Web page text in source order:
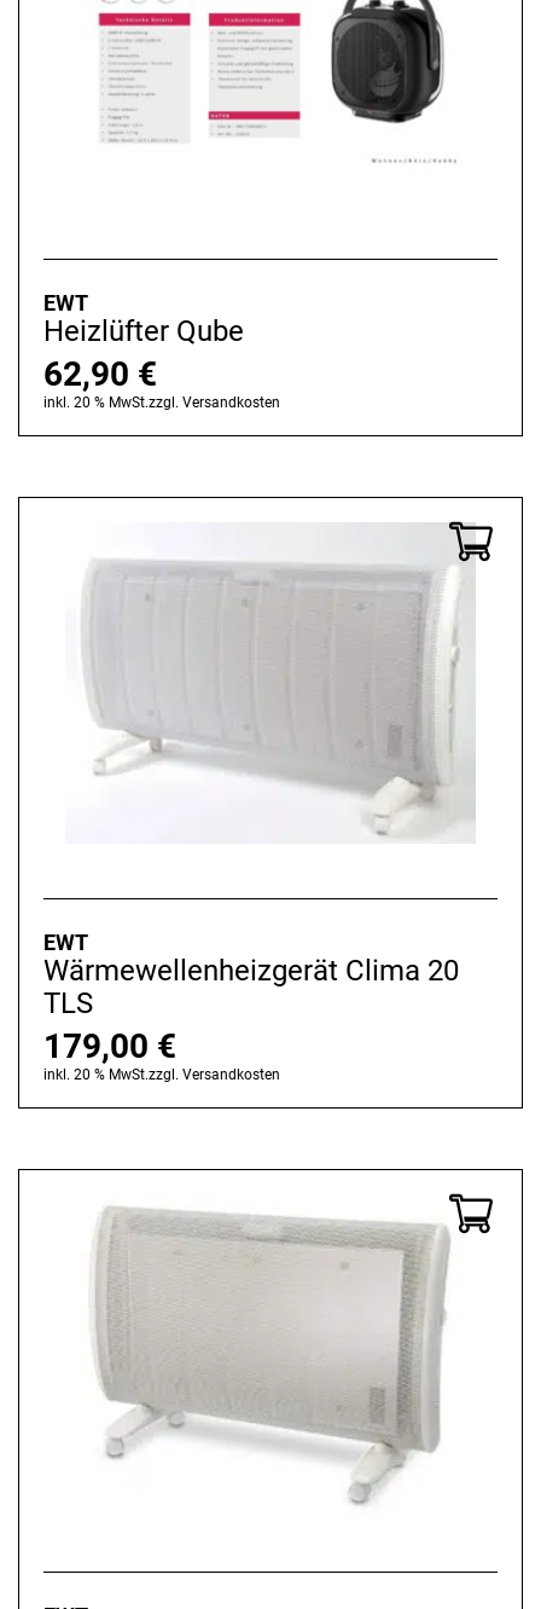
EWT
Heizlüfter Qube
62,90 €
inkl. 20 % MwSt.zzgl. Versandkosten
EWT
Wärmewellenheizgerät Clima 20
TLS
179,00 €
inkl. 20 % MwSt.zzgl. Versandkosten